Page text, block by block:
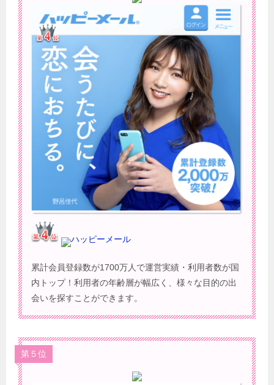
ハッピーメール
累計会員登録数が1700万人で運営実績・利用者数が国
内トップ！利用者の年齢層が幅広く、様々な目的の出
会いを探すことができます。
第５位